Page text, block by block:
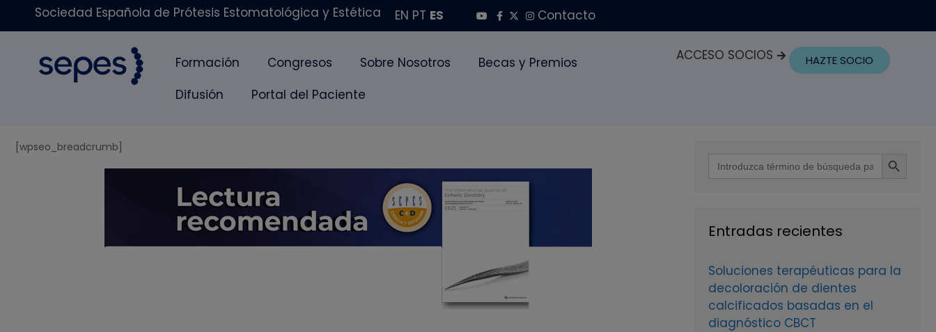
Sociedad Española de Prótesis Estomatológica y Estética EN PT ES Contacto
Formación Congresos Sobre Nosotros
Becas y Premios
Difusión
Portal del Paciente
ACCESO SOCIOS HAZTE SOCIO
[wpseo_breadcrumb]
Buscar: Botón de
Entradas recientes
Soluciones terapéuticas para la
decoloración de dientes
calcificados basadas en el
diagnóstico CBCT